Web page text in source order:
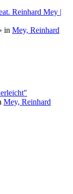
Reinhard Mey |
in Mey, Reinhard
Mey, Reinhard